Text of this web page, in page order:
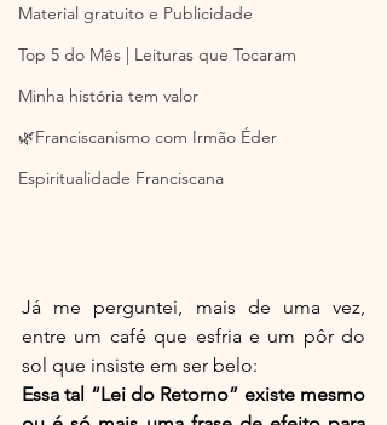
Material gratuito e Publicidade
Top 5 do Mês | Leituras que Tocaram
Minha história tem valor
🌿Franciscanismo com Irmão Éder
Espiritualidade Franciscana
Já me perguntei, mais de uma vez,
entre um café que esfria e um pôr do
sol que insiste em ser belo:
Essa tal “Lei do Retorno” existe mesmo